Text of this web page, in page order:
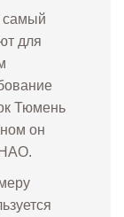
самый
для
Тюмень
он